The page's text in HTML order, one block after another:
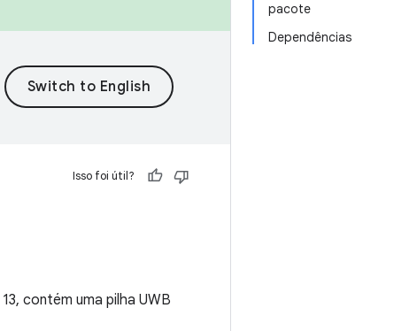
pacote
Dependências
Isso foi útil?
contém uma pilha UWB